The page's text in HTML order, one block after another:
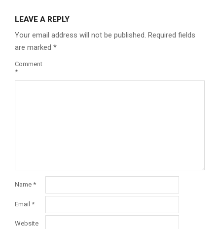
LEAVE A REPLY
Your email address will not be published. Required fields
are marked *
Comment
*
Name *
Email *
Website